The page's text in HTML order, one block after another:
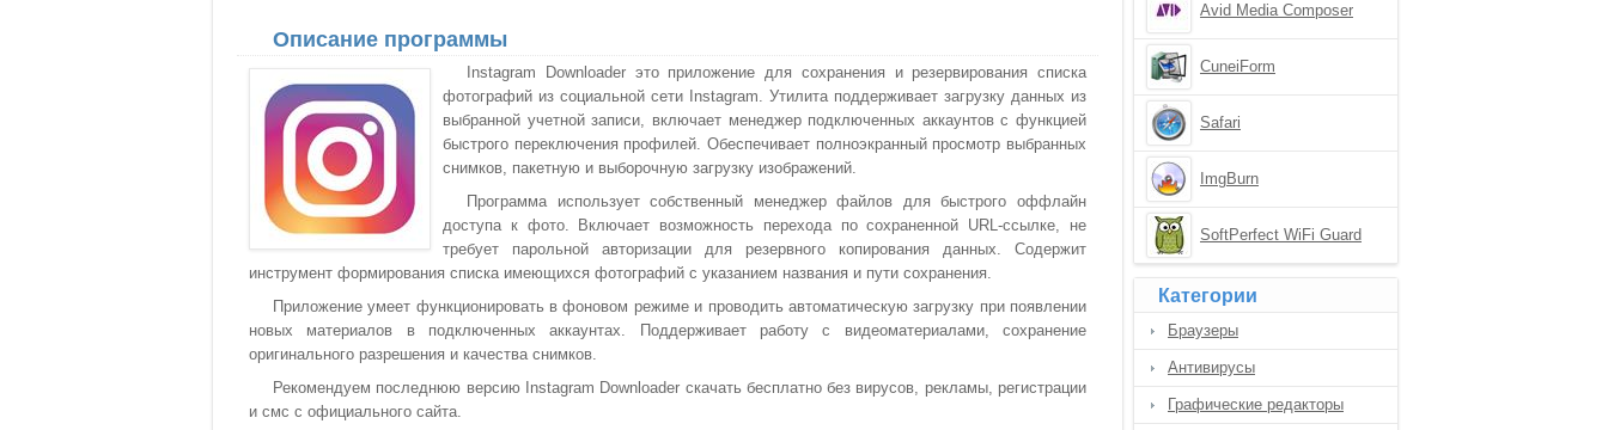
Описание программы
Instagram Downloader это приложение для сохранения и резервирования списка
фотографий из социальной сети Instagram. Утилита поддерживает загрузку данных из
выбранной учетной записи, включает менеджер подключенных аккаунтов с функцией
быстрого переключения профилей. Обеспечивает полноэкранный просмотр выбранных
снимков, пакетную и выборочную загрузку изображений.
Программа использует собственный менеджер файлов для быстрого оффлайн
доступа к фото. Включает возможность перехода по сохраненной URL-ссылке, не
требует парольной авторизации для резервного копирования данных. Содержит
инструмент формирования списка имеющихся фотографий с указанием названия и пути сохранения.
Приложение умеет функционировать в фоновом режиме и проводить автоматическую загрузку при появлении
новых материалов в подключенных аккаунтах. Поддерживает работу с видеоматериалами, сохранение
оригинального разрешения и качества снимков.
Рекомендуем последнюю версию Instagram Downloader скачать бесплатно без вирусов, рекламы, регистрации
и смс с официального сайта.
Avid Media Composer
CuneiForm
Safari
ImgBurn
SoftPerfect WiFi Guard
Категории
Браузеры
Антивирусы
Графические редакторы